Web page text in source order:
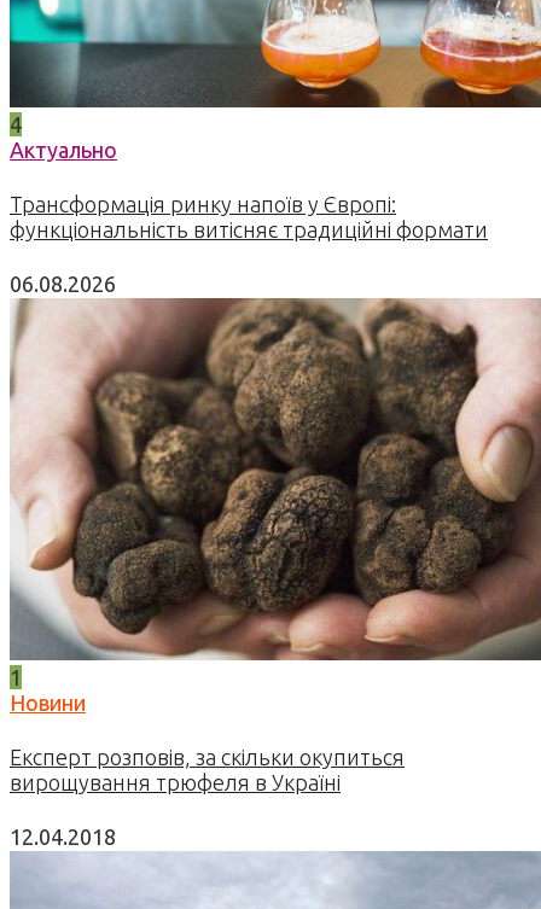
4
Актуально
Трансформація ринку напоїв у Європі:
функціональність витісняє традиційні формати
06.08.2026
1
Новини
Експерт розповів, за скільки окупиться
вирощування трюфеля в Україні
12.04.2018